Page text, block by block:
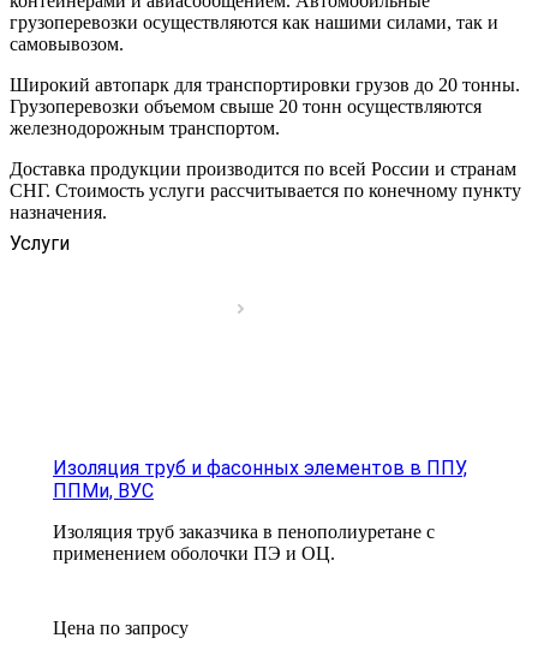
грузоперевозки осуществляются как нашими силами, так и
самовывозом.
Широкий автопарк для транспортировки грузов до 20 тонны.
Грузоперевозки объемом свыше 20 тонн осуществляются
железнодорожным транспортом.
Доставка продукции производится по всей России и странам
СНГ. Стоимость услуги рассчитывается по конечному пункту
назначения.
Услуги
Изоляция труб и фасонных элементов в ППУ,
ППМи, ВУС
Изоляция труб заказчика в пенополиуретане с
применением оболочки ПЭ и ОЦ.
Цена по запросу